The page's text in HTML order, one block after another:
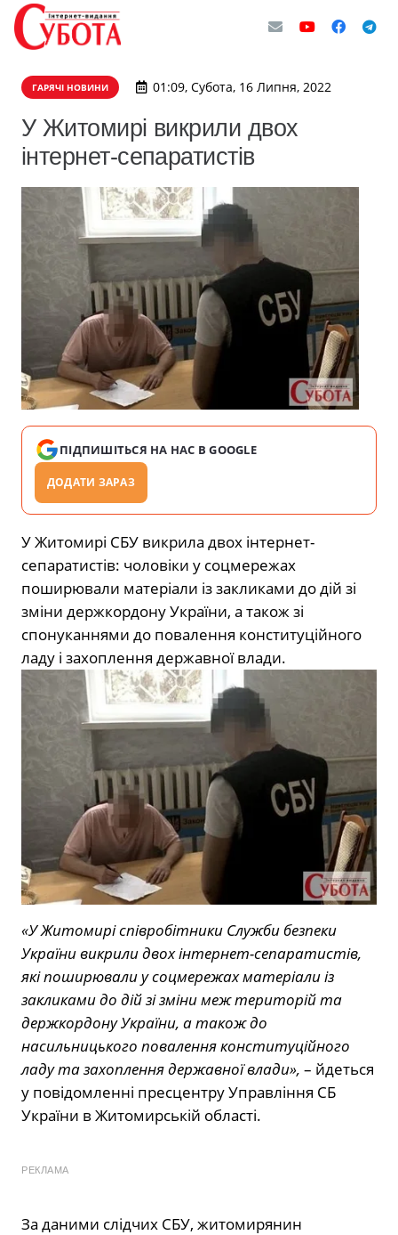
ГАРЯЧІ НОВИНИ 01:09, Субота, 16 Липня, 2022
У Житомирі викрили двох
інтернет-сепаратистів
ПІДПИШІТЬСЯ НА НАС В GOOGLE
ДОДАТИ ЗАРАЗ
У Житомирі СБУ викрила двох інтернет-
сепаратистів: чоловіки у соцмережах
поширювали матеріали із закликами до дій зі
зміни держкордону України, а також зі
спонуканнями до повалення конституційного
ладу і захоплення державної влади.
«У Житомирі співробітники Служби безпеки
України викрили двох інтернет-сепаратистів,
які поширювали у соцмережах матеріали із
закликами до дій зі зміни меж територій та
держкордону України, а також до
насильницького повалення конституційного
ладу та захоплення державної влади», – йдеться
у повідомленні пресцентру Управління СБ
України в Житомирській області.
РЕКЛАМА
За даними слідчих СБУ, житомирянин